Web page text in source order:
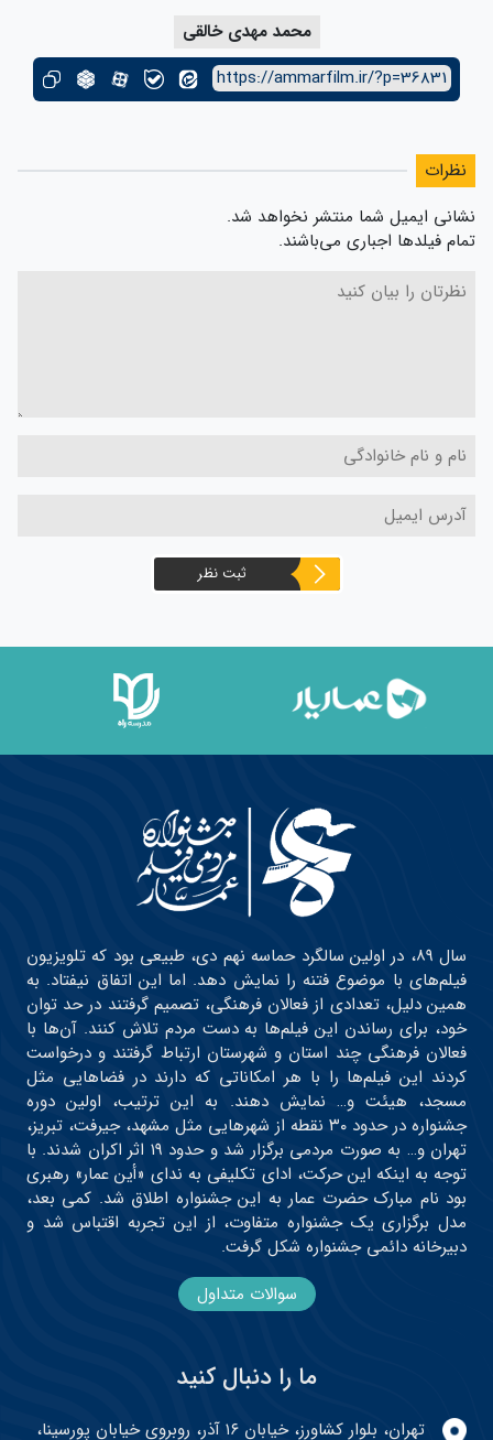
محمد مهدی خالقی
https://ammarfilm.ir/?p=36831
نظرات
نشانی ایمیل شما منتشر نخواهد شد.
تمام فیلدها اجباری می‌باشند.
ثبت نظر
سال ۸۹، در اولین سالگرد حماسه نهم دی، طبیعی بود که تلویزیون
فیلم‌های با موضوع فتنه را نمایش دهد. اما این اتفاق نیفتاد. به
همین دلیل، تعدادی از فعالان فرهنگی، تصمیم گرفتند در حد توان
خود، برای رساندن این فیلم‌ها به دست مردم تلاش کنند. آن‌ها با
فعالان فرهنگی چند استان و شهرستان ارتباط گرفتند و درخواست
کردند این فیلم‌ها را با هر امکاناتی که دارند در فضاهایی مثل
مسجد، هیئت و… نمایش دهند. به این ترتیب، اولین دوره
جشنواره در حدود ۳۰ نقطه از شهرهایی مثل مشهد، جیرفت، تبریز،
تهران و… به صورت مردمی برگزار شد و حدود ۱۹ اثر اکران شدند. با
توجه به اینکه این حرکت، ادای تکلیفی به ندای «أین عمار» رهبری
بود نام مبارک حضرت عمار به این جشنواره اطلاق شد. کمی بعد،
مدل برگزاری یک جشنواره متفاوت، از این تجربه اقتباس شد و
دبیرخانه دائمی جشنواره شکل گرفت.
سوالات متداول
ما را دنبال کنید
تهران، بلوار کشاورز، خیابان ۱۶ آذر، روبروی خیابان پورسینا،